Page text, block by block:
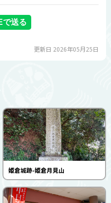
更新日 2026年05月25日
姫倉城跡-姫倉月見山